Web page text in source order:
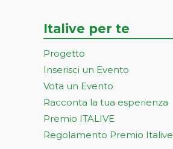
Italive per te
Progetto
Inserisci un Evento
Vota un Evento
Racconta la tua esperienza
Premio ITALIVE
Regolamento Premio Italive